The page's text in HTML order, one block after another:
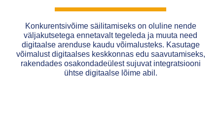
Konkurentsivõime säilitamiseks on oluline nende
väljakutsetega ennetavalt tegeleda ja muuta need
digitaalse arenduse kaudu võimalusteks. Kasutage
võimalust digitaalses keskkonnas edu saavutamiseks,
rakendades osakondadeülest sujuvat integratsiooni
ühtse digitaalse lõime abil.